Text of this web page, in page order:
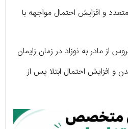
و افزایش احتمال مواجهه با
از مادر به نوزاد در زمان زایمان
افزایش احتمال ابتلا پس از